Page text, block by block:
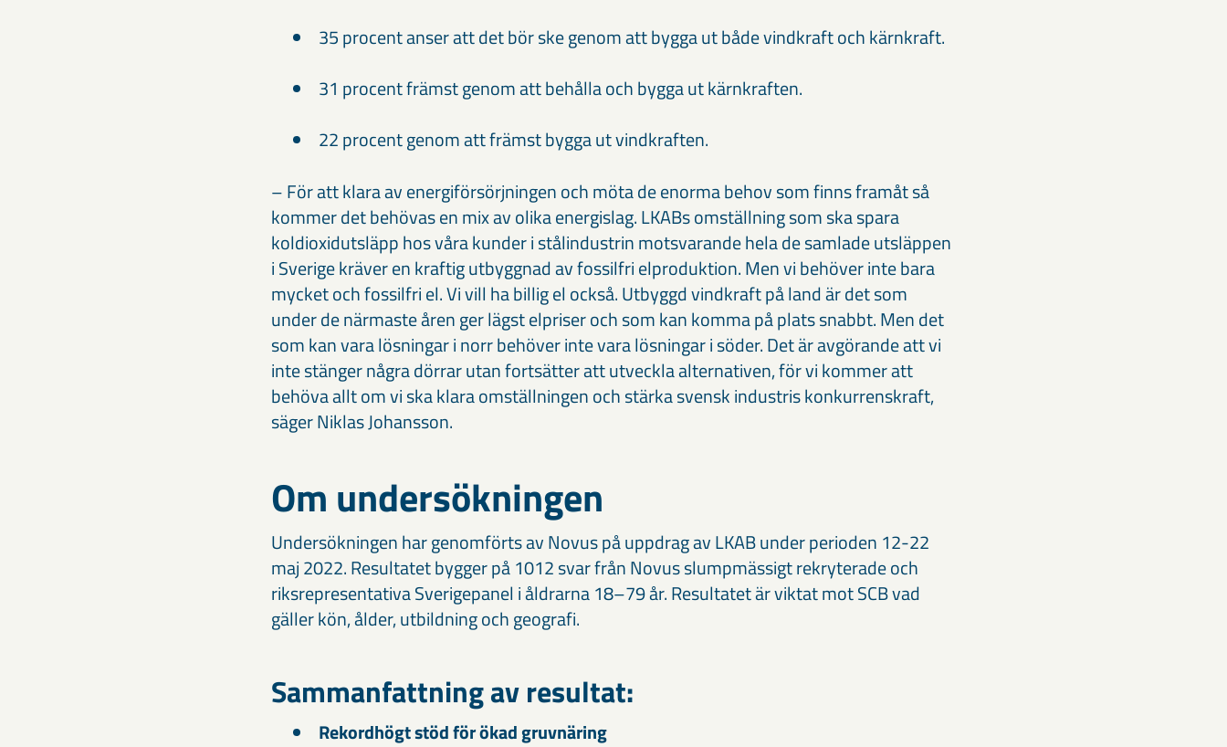
35 procent anser att det bör ske genom att bygga ut både vindkraft och kärnkraft.
31 procent främst genom att behålla och bygga ut kärnkraften.
22 procent genom att främst bygga ut vindkraften.
– För att klara av energiförsörjningen och möta de enorma behov som finns framåt så
kommer det behövas en mix av olika energislag. LKABs omställning som ska spara
koldioxidutsläpp hos våra kunder i stålindustrin motsvarande hela de samlade utsläppen
i Sverige kräver en kraftig utbyggnad av fossilfri elproduktion. Men vi behöver inte bara
mycket och fossilfri el. Vi vill ha billig el också. Utbyggd vindkraft på land är det som
under de närmaste åren ger lägst elpriser och som kan komma på plats snabbt. Men det
som kan vara lösningar i norr behöver inte vara lösningar i söder. Det är avgörande att vi
inte stänger några dörrar utan fortsätter att utveckla alternativen, för vi kommer att
behöva allt om vi ska klara omställningen och stärka svensk industris konkurrenskraft,
säger Niklas Johansson.
Om undersökningen
Undersökningen har genomförts av Novus på uppdrag av LKAB under perioden 12-22
maj 2022. Resultatet bygger på 1012 svar från Novus slumpmässigt rekryterade och
riksrepresentativa Sverigepanel i åldrarna 18–79 år. Resultatet är viktat mot SCB vad
gäller kön, ålder, utbildning och geografi.
Sammanfattning av resultat:
Rekordhögt stöd för ökad gruvnäring